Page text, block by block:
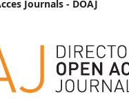
Journals - DOAJ